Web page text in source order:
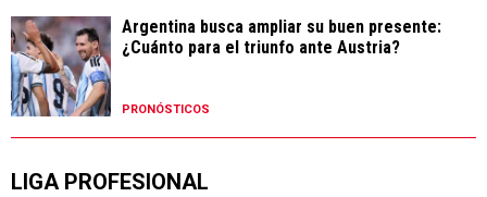
Argentina busca ampliar su buen presente:
¿Cuánto para el triunfo ante Austria?
PRONÓSTICOS
LIGA PROFESIONAL